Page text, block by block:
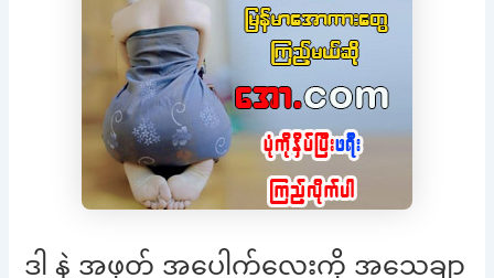
ဒါ နဲ့ အဖုတ် အပေါက်လေးကို အသေချာ